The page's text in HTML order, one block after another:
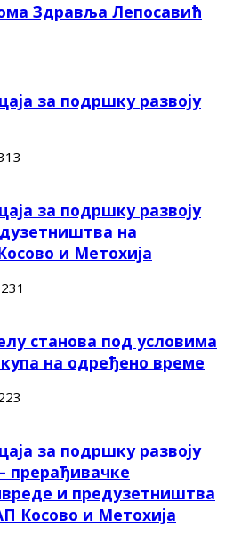
Здравља Лепосавић
за подршку развоју
за подршку развоју
на
и Метохија
станова под условима
на одређено време
за подршку развоју
прерађивачке
и предузетништва
Косово и Метохија